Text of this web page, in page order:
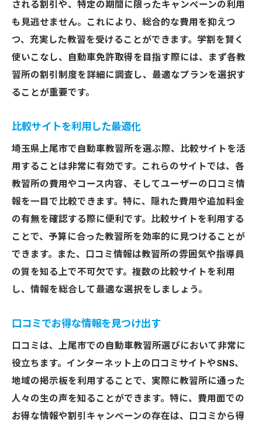
される割引や、特定の期間に限ったキャンペーンの利用
も見逃せません。これにより、総合的な費用を抑えつ
つ、充実した教習を受けることができます。学割を賢く
使いこなし、自動車免許取得を目指す際には、まず各教
習所の割引制度を詳細に調査し、最適なプランを選択す
ることが重要です。
比較サイトを利用した最適化
埼玉県上尾市で自動車教習所を選ぶ際、比較サイトを活
用することは非常に有効です。これらのサイトでは、各
教習所の費用やコース内容、そしてユーザーの口コミ情
報を一目で比較できます。特に、隠れた費用や追加料金
の有無を確認する際に便利です。比較サイトを利用する
ことで、予算に合った教習所を効率的に見つけることが
できます。また、口コミ情報は教習所の雰囲気や指導員
の質を知る上で不可欠です。複数の比較サイトを利用
し、情報を総合して最適な選択をしましょう。
口コミでお得な情報を見つけ出す
口コミは、上尾市での自動車教習所選びにおいて非常に
役立ちます。インターネット上の口コミサイトやSNS、
地域の掲示板を利用することで、実際に教習所に通った
人々の生の声を知ることができます。特に、費用面での
お得な情報や割引キャンペーンの存在は、口コミから得